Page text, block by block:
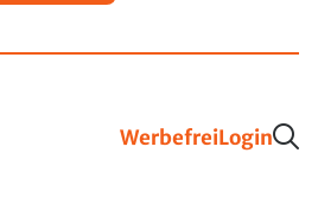
WerbefreiLogin